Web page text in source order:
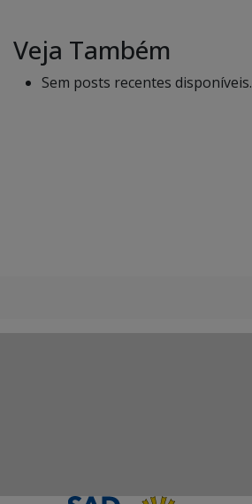
Veja Também
Sem posts recentes disponíveis.